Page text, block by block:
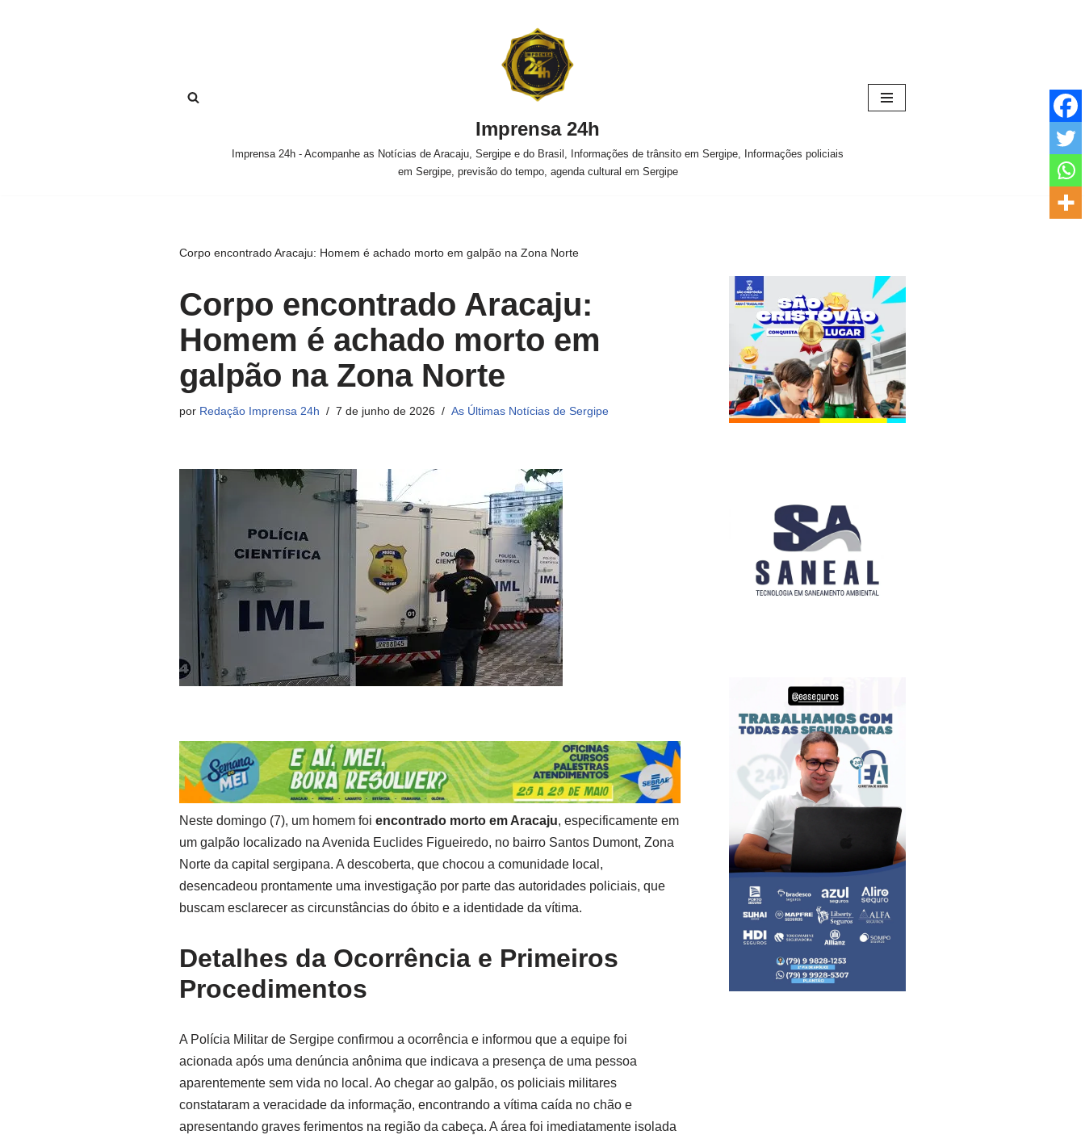
Imprensa 24h
Imprensa 24h - Acompanhe as Notícias de Aracaju, Sergipe e do Brasil, Informações de trânsito em Sergipe, Informações policiais
em Sergipe, previsão do tempo, agenda cultural em Sergipe
Corpo encontrado Aracaju: Homem é achado morto em galpão na Zona Norte
Corpo encontrado Aracaju:
Homem é achado morto em
galpão na Zona Norte
por Redação Imprensa 24h 7 de junho de 2026 As Últimas Notícias de Sergipe
Neste domingo (7), um homem foi encontrado morto em Aracaju, especificamente em
um galpão localizado na Avenida Euclides Figueiredo, no bairro Santos Dumont, Zona
Norte da capital sergipana. A descoberta, que chocou a comunidade local,
desencadeou prontamente uma investigação por parte das autoridades policiais, que
buscam esclarecer as circunstâncias do óbito e a identidade da vítima.
Detalhes da Ocorrência e Primeiros
Procedimentos
A Polícia Militar de Sergipe confirmou a ocorrência e informou que a equipe foi
acionada após uma denúncia anônima que indicava a presença de uma pessoa
aparentemente sem vida no local. Ao chegar ao galpão, os policiais militares
constataram a veracidade da informação, encontrando a vítima caída no chão e
apresentando graves ferimentos na região da cabeça. A área foi imediatamente isolada